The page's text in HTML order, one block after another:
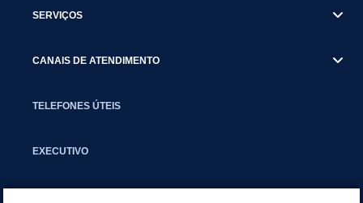
SERVIÇOS
CANAIS DE ATENDIMENTO
TELEFONES ÚTEIS
EXECUTIVO